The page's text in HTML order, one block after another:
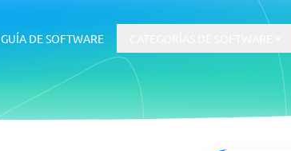
GUÍA DE SOFTWARE